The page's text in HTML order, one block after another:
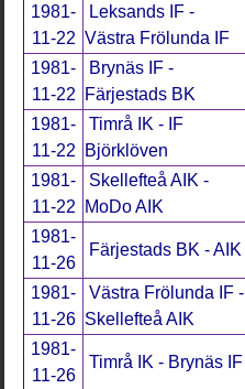
1981-
11-22
Leksands IF -
Västra Frölunda IF
1981-
11-22
Brynäs IF -
Färjestads BK
1981-
11-22
Timrå IK - IF
Björklöven
1981-
11-22
Skellefteå AIK -
MoDo AIK
1981-
11-26
Färjestads BK - AIK
1981-
11-26
Västra Frölunda IF -
Skellefteå AIK
1981-
11-26
Timrå IK - Brynäs IF